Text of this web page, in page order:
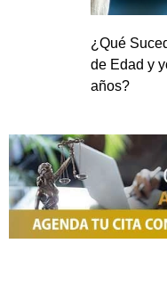
¿Qué
de Edad y
años?
NOSOTROS